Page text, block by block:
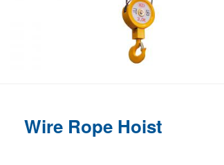
Wire Rope Hoist